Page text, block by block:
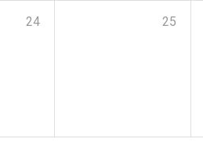
24 25